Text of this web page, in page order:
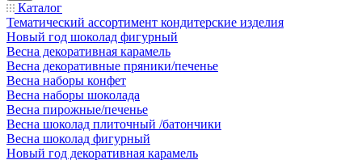
Каталог
Тематический ассортимент кондитерские изделия
Новый год шоколад фигурный
Весна декоративная карамель
Весна декоративные пряники/печенье
Весна наборы конфет
Весна наборы шоколада
Весна пирожные/печенье
Весна шоколад плиточный /батончики
Весна шоколад фигурный
Новый год декоративная карамель